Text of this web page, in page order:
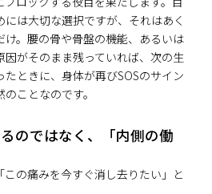
は大切な選択ですが、それはあく
け。腰の骨や骨盤の機能、あるいは
がそのまま残っていれば、次の生
ときに、身体が再びSOSのサイン
ことなのです。
のではなく、「内側の働
の痛みを今すぐ消し去りたい」と